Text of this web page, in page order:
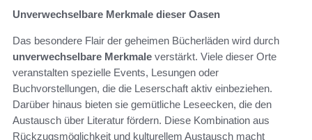
Unverwechselbare Merkmale dieser Oasen
Das besondere Flair der geheimen Bücherläden wird durch
unverwechselbare Merkmale verstärkt. Viele dieser Orte
veranstalten spezielle Events, Lesungen oder
Buchvorstellungen, die die Leserschaft aktiv einbeziehen.
Darüber hinaus bieten sie gemütliche Leseecken, die den
Austausch über Literatur fördern. Diese Kombination aus
Rückzugsmöglichkeit und kulturellem Austausch macht